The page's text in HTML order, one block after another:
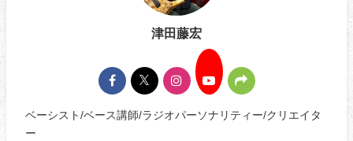
津田藤宏
ベーシスト/ベース講師/ラジオパーソナリティー/クリエイタ
ー